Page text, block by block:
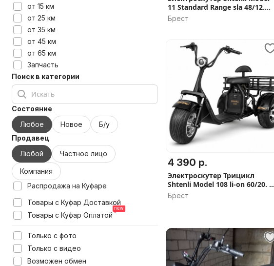
от 15 км
от 25 км
от 35 км
от 45 км
от 65 км
Запчасть
Поиск в категории
Состояние
Любое
Новое
Б/у
Продавец
Любой
Частное лицо
Компания
Распродажа на Куфаре
Товары с Куфар Доставкой
Товары с Куфар Оплатой
Только с фото
Только с видео
Возможен обмен
11 Standard Range sla 48/12.
Гарантия 2 года, Скидка, В
наличии
Брест
4 390 р.
Электроскутер Трицикл
Shtenli Model 108 li-on 60/20. В
наличии, Рассрочка 0%, 6
подарков, Скидка
Брест